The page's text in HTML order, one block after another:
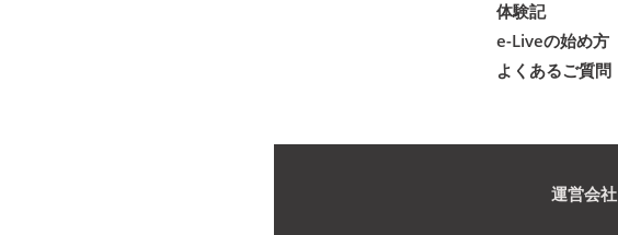
体験記
e-Liveの始め方
よくあるご質問
運営会社